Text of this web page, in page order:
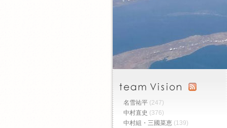
名雪祐平 (247)
中村直史 (376)
中村組・三國菜恵 (139)